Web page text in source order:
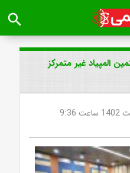
search
المپیاد غیر متمرکز